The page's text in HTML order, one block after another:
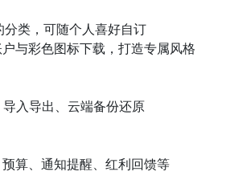
分类，可随个人喜好自订
与彩色图标下载，打造专属风格
导入导出、云端备份还原
算、通知提醒、红利回馈等